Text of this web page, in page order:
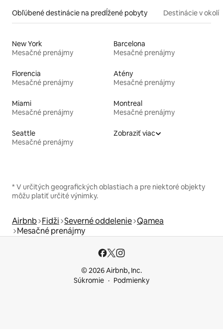
Obľúbené destinácie na predĺžené pobyty Destinácie v okolí
New York
Mesačné prenájmy
Barcelona
Mesačné prenájmy
Florencia
Mesačné prenájmy
Atény
Mesačné prenájmy
Miami
Mesačné prenájmy
Montreal
Mesačné prenájmy
Seattle
Mesačné prenájmy
Zobraziť viac
* V určitých geografických oblastiach a pre niektoré objekty
môžu platiť určité výnimky.
Airbnb Fidži Severné oddelenie Qamea
Mesačné prenájmy
© 2026 Airbnb, Inc.
Súkromie
Podmienky